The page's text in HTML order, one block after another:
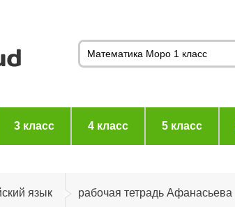
3 класс 4 класс 5 класс
язык рабочая тетрадь Афанасьева